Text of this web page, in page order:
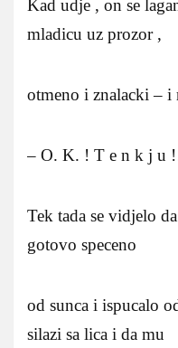
Kad udje , on se
mladicu uz prozor ,
otmeno i znalacki – i
– O. K. ! T e n k j u
Tek tada se vidjelo
gotovo speceno
od sunca i ispucalo
silazi sa lica i da mu